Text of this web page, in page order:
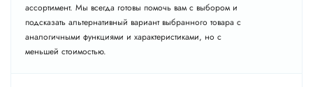
ассортимент. Мы всегда готовы помочь вам с выбором и
подсказать альтернативный вариант выбранного товара с
аналогичными функциями и характеристиками, но с
меньшей стоимостью.